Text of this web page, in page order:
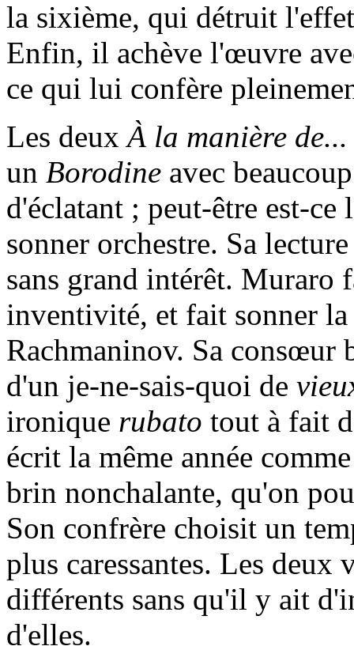
la sixième, qui détruit
Enfin, il achève l'œuvre
ce qui lui confère
Les deuxÀ la manière
un Borodine avec
d'éclatant ; peut-être est-ce
sonner orchestre. Sa
sans grand intérêt. Muraro
inventivité, et fait sonner
Rachmaninov. Sa
d'un je-ne-sais-quoi de
ironique rubato tout à fait
écrit la même année
brin nonchalante, qu'on
Son confrère choisit un
plus caressantes. Les deux
différents sans qu'il y ait
d'elles.